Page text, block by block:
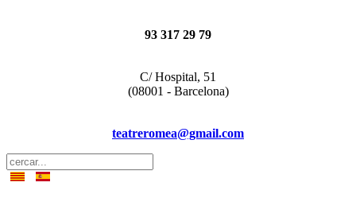
93 317 29 79
C/ Hospital, 51
(08001 - Barcelona)
teatreromea@gmail.com